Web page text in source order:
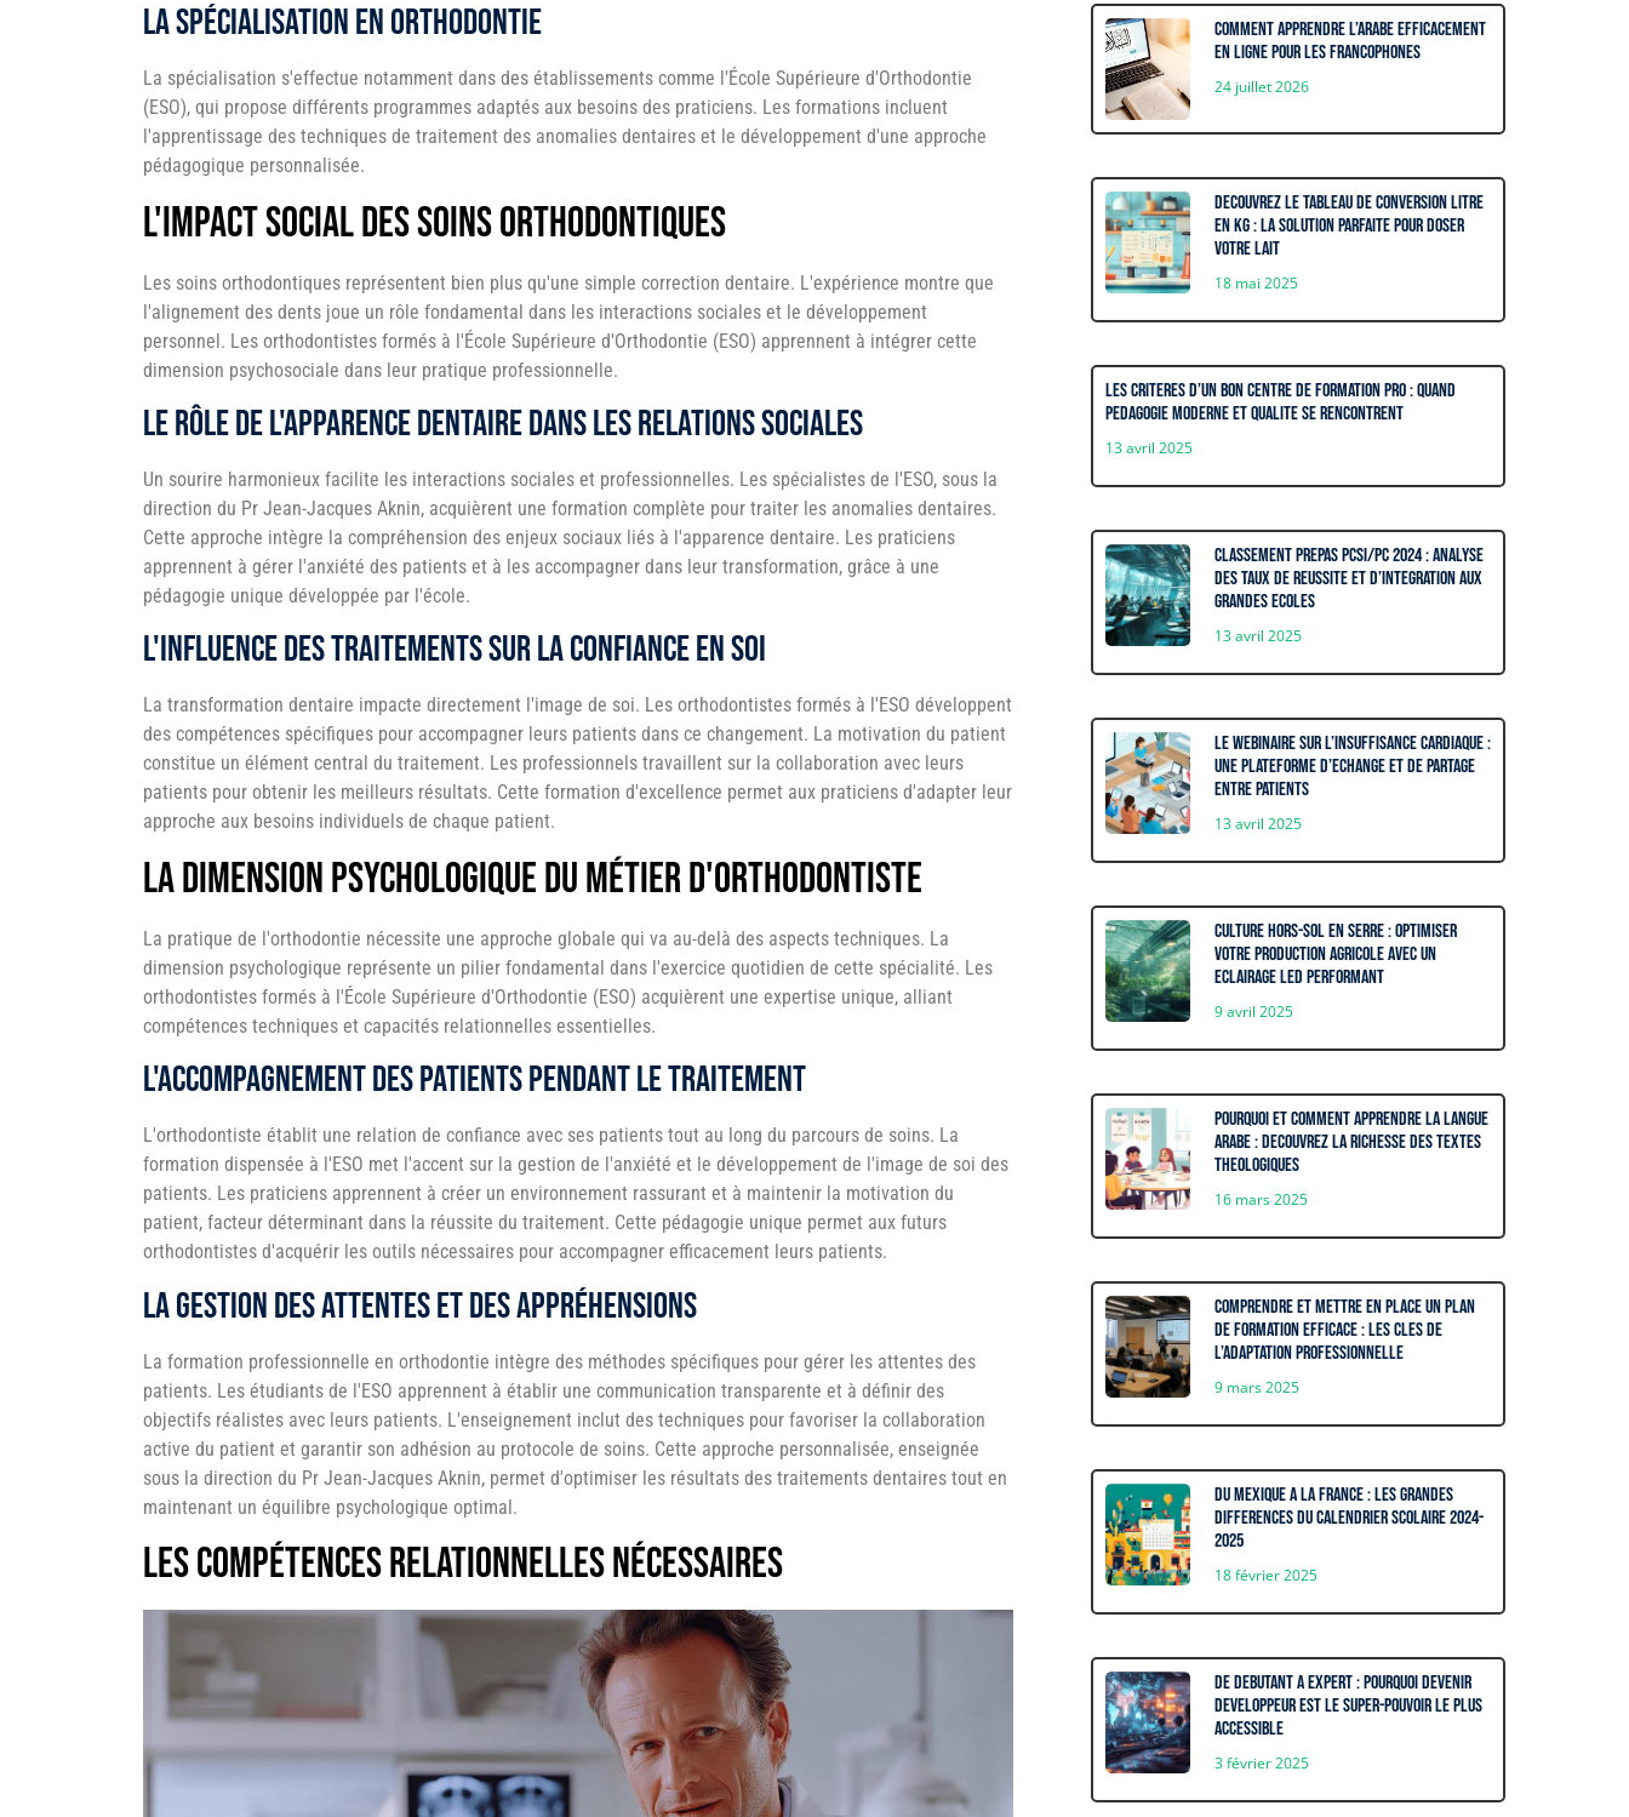
La spécialisation en orthodontie
La spécialisation s'effectue notamment dans des établissements comme l'École Supérieure d'Orthodontie
(ESO), qui propose différents programmes adaptés aux besoins des praticiens. Les formations incluent
l'apprentissage des techniques de traitement des anomalies dentaires et le développement d'une approche
pédagogique personnalisée.
L'impact social des soins orthodontiques
Les soins orthodontiques représentent bien plus qu'une simple correction dentaire. L'expérience montre que
l'alignement des dents joue un rôle fondamental dans les interactions sociales et le développement
personnel. Les orthodontistes formés à l'École Supérieure d'Orthodontie (ESO) apprennent à intégrer cette
dimension psychosociale dans leur pratique professionnelle.
Le rôle de l'apparence dentaire dans les relations sociales
Un sourire harmonieux facilite les interactions sociales et professionnelles. Les spécialistes de l'ESO, sous la
direction du Pr Jean-Jacques Aknin, acquièrent une formation complète pour traiter les anomalies dentaires.
Cette approche intègre la compréhension des enjeux sociaux liés à l'apparence dentaire. Les praticiens
apprennent à gérer l'anxiété des patients et à les accompagner dans leur transformation, grâce à une
pédagogie unique développée par l'école.
L'influence des traitements sur la confiance en soi
La transformation dentaire impacte directement l'image de soi. Les orthodontistes formés à l'ESO développent
des compétences spécifiques pour accompagner leurs patients dans ce changement. La motivation du patient
constitue un élément central du traitement. Les professionnels travaillent sur la collaboration avec leurs
patients pour obtenir les meilleurs résultats. Cette formation d'excellence permet aux praticiens d'adapter leur
approche aux besoins individuels de chaque patient.
La dimension psychologique du métier d'orthodontiste
La pratique de l'orthodontie nécessite une approche globale qui va au-delà des aspects techniques. La
dimension psychologique représente un pilier fondamental dans l'exercice quotidien de cette spécialité. Les
orthodontistes formés à l'École Supérieure d'Orthodontie (ESO) acquièrent une expertise unique, alliant
compétences techniques et capacités relationnelles essentielles.
L'accompagnement des patients pendant le traitement
L'orthodontiste établit une relation de confiance avec ses patients tout au long du parcours de soins. La
formation dispensée à l'ESO met l'accent sur la gestion de l'anxiété et le développement de l'image de soi des
patients. Les praticiens apprennent à créer un environnement rassurant et à maintenir la motivation du
patient, facteur déterminant dans la réussite du traitement. Cette pédagogie unique permet aux futurs
orthodontistes d'acquérir les outils nécessaires pour accompagner efficacement leurs patients.
La gestion des attentes et des appréhensions
La formation professionnelle en orthodontie intègre des méthodes spécifiques pour gérer les attentes des
patients. Les étudiants de l'ESO apprennent à établir une communication transparente et à définir des
objectifs réalistes avec leurs patients. L'enseignement inclut des techniques pour favoriser la collaboration
active du patient et garantir son adhésion au protocole de soins. Cette approche personnalisée, enseignée
sous la direction du Pr Jean-Jacques Aknin, permet d'optimiser les résultats des traitements dentaires tout en
maintenant un équilibre psychologique optimal.
Les compétences relationnelles nécessaires
Comment apprendre l’arabe efficacement
en ligne pour les francophones
24 juillet 2026
Decouvrez le tableau de conversion litre
en kg : La solution parfaite pour doser
votre lait
18 mai 2025
Les criteres d’un bon centre de formation pro : quand
pedagogie moderne et qualite se rencontrent
13 avril 2025
Classement prepas PCSI/PC 2024 : Analyse
des taux de reussite et d’integration aux
grandes ecoles
13 avril 2025
Le webinaire sur l’insuffisance cardiaque :
Une plateforme d’echange et de partage
entre patients
13 avril 2025
Culture hors-sol en serre : optimiser
votre production agricole avec un
eclairage LED performant
9 avril 2025
Pourquoi et comment apprendre la langue
arabe : decouvrez la richesse des textes
theologiques
16 mars 2025
Comprendre et mettre en place un plan
de formation efficace : les cles de
l’adaptation professionnelle
9 mars 2025
Du Mexique a la France : Les grandes
differences du calendrier scolaire 2024-
2025
18 février 2025
De debutant a expert : Pourquoi Devenir
Developpeur est le super-pouvoir le plus
accessible
3 février 2025